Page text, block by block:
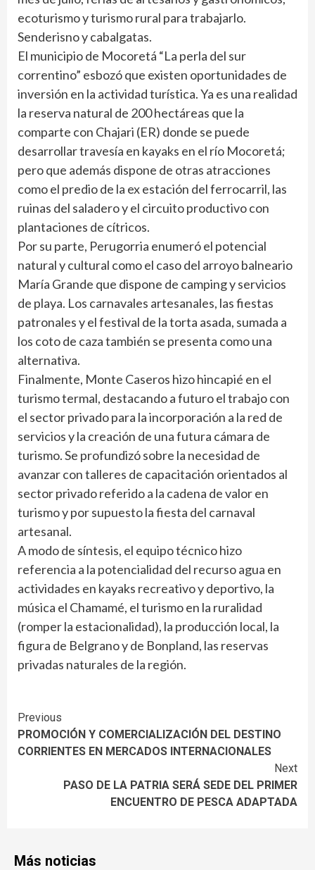
ecoturismo y turismo rural para trabajarlo.
Senderisno y cabalgatas.
El municipio de Mocoretá “La perla del sur
correntino” esbozó que existen oportunidades de
inversión en la actividad turística. Ya es una realidad
la reserva natural de 200 hectáreas que la
comparte con Chajari (ER) donde se puede
desarrollar travesía en kayaks en el río Mocoretá;
pero que además dispone de otras atracciones
como el predio de la ex estación del ferrocarril, las
ruinas del saladero y el circuito productivo con
plantaciones de cítricos.
Por su parte, Perugorria enumeró el potencial
natural y cultural como el caso del arroyo balneario
María Grande que dispone de camping y servicios
de playa. Los carnavales artesanales, las fiestas
patronales y el festival de la torta asada, sumada a
los coto de caza también se presenta como una
alternativa.
Finalmente, Monte Caseros hizo hincapié en el
turismo termal, destacando a futuro el trabajo con
el sector privado para la incorporación a la red de
servicios y la creación de una futura cámara de
turismo. Se profundizó sobre la necesidad de
avanzar con talleres de capacitación orientados al
sector privado referido a la cadena de valor en
turismo y por supuesto la fiesta del carnaval
artesanal.
A modo de síntesis, el equipo técnico hizo
referencia a la potencialidad del recurso agua en
actividades en kayaks recreativo y deportivo, la
música el Chamamé, el turismo en la ruralidad
(romper la estacionalidad), la producción local, la
figura de Belgrano y de Bonpland, las reservas
privadas naturales de la región.
Continue
Reading
Previous
PROMOCIÓN Y COMERCIALIZACIÓN DEL DESTINO
CORRIENTES EN MERCADOS INTERNACIONALES
Next
PASO DE LA PATRIA SERÁ SEDE DEL PRIMER
ENCUENTRO DE PESCA ADAPTADA
Más noticias